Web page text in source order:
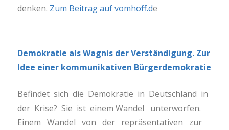
denken. Zum Beitrag auf vomhoff.de
Demokratie als Wagnis der Verständigung. Zur
Idee einer kommunikativen Bürgerdemokratie
Befindet sich die Demokratie in Deutschland in
der Krise? Sie ist einem Wandel unterworfen.
Einem Wandel von der repräsentativen zur